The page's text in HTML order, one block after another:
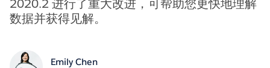
2020.2 进行了重大改进，可帮助您更快地理解
数据并获得见解。
Emily Chen